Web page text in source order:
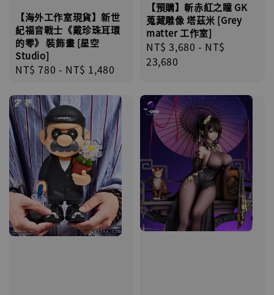
【海外工作室現貨】新世
紀福音戰士《戴珍珠耳環
的零》 裝飾畫 [星空
Studio]
Regular
NT$ 780 - NT$ 1,480
【預購】斬赤紅之瞳 GK
蒐藏雕像 塔茲米 [Grey
matter 工作室]
Regular
price
NT$ 3,680 - NT$
23,680